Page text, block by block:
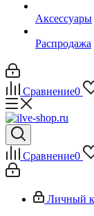
Аксессуары
Распродажа
Сравнение0
Сравнение0
Личный